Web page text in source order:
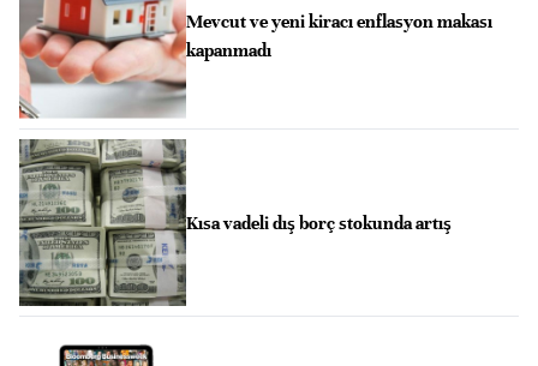
Mevcut ve yeni kiracı enflasyon makası
kapanmadı
Kısa vadeli dış borç stokunda artış